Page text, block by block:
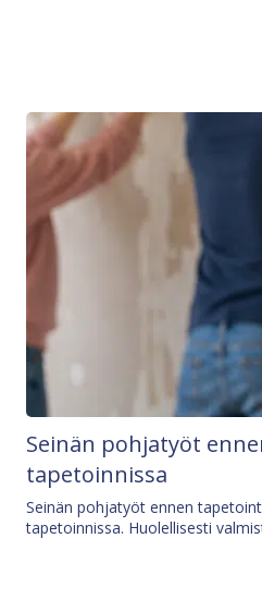
Seinän pohjatyöt
tapetoinnissa
Seinän pohjatyöt ennen
tapetoinnissa. Huolellisesti